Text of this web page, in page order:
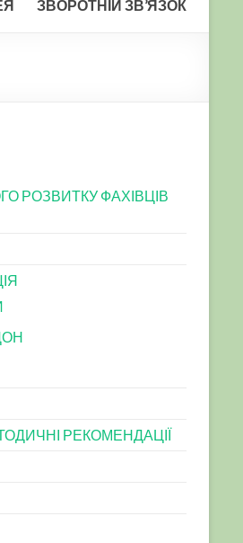
ЗВОРОТНІЙ ЗВ’ЯЗОК
РОЗВИТКУ ФАХІВЦІВ
РЕКОМЕНДАЦІЇ